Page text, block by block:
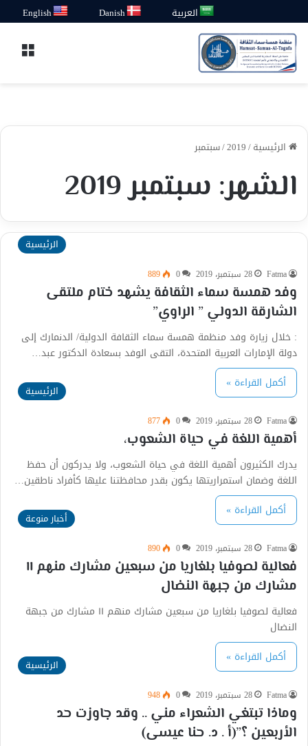
العربية Danish
English
الرئيسية/
2019
/سبتمبر
الشهر: سبتمبر 2019
الرئيسية
Fatma 28 سبتمبر، 2019 0
889
وفد همسة سماء الثقافة يشهد ختام ملتقى
الشارقة الدولي ” الراوي”
: خلال زيارة وفد منظمة همسة سماء الثقافة الدولية/ الدنمارك إلى
دولة الإمارات العربية المتحدة، التقى الوفد بسعادة الدكتور عبد…
أكمل القراءة »
الرئيسية
Fatma 28 سبتمبر، 2019 0
877
أهمية اللغة في حياة الشعوب،
يدرك الكثيرون أهمية اللغة في حياة الشعوب، ولا يدركون أن حفظ
اللغة وضمان استمراريتها يكون بقدر محافظتنا عليها كأفراد ناطقين…
أكمل القراءة »
أخبار منوعة
Fatma 28 سبتمبر، 2019 0
890
فعالية لصوفيا بلغاريا من سبعين مشارك منهم ١١
مشارك من جبهة النضال
فعالية لصوفيا بلغاريا من سبعين مشارك منهم ١١ مشارك من جبهة
النضال
أكمل القراءة »
الرئيسية
Fatma 28 سبتمبر، 2019 0
948
وماذا تبتغي الشعراء مني .. وقد جاوزت حد
الأربعين ؟”(أ . د. حنا عيسى)